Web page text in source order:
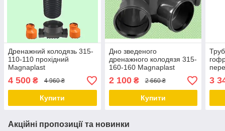
Дренажний колодязь 315-
110-110 прохідний
Magnaplast
4 500 ₴ 4 960 ₴
Купити
Дно зведеного
дренажного колодязя 315-
160-160 Magnaplast
2 100₴ 2 660 ₴
Купити
3
Акційні пропозиції та новинки